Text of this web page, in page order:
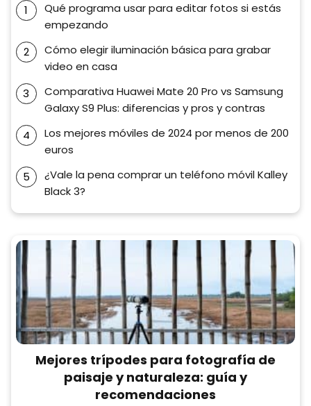
Qué programa usar para editar fotos si estás
empezando
Cómo elegir iluminación básica para grabar
video en casa
Comparativa Huawei Mate 20 Pro vs Samsung
Galaxy S9 Plus: diferencias y pros y contras
Los mejores móviles de 2024 por menos de 200
euros
¿Vale la pena comprar un teléfono móvil Kalley
Black 3?
Mejores trípodes para fotografía de
paisaje y naturaleza: guía y
recomendaciones